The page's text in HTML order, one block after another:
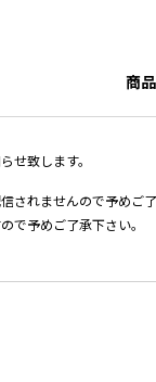
商
せ致します。
されませんので予めご
で予めご了承下さい。